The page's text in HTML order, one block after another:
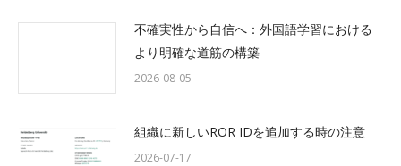
不確実性から自信へ：外国語学習における
より明確な道筋の構築
2026-08-05
組織に新しいROR IDを追加する時の注意
2026-07-17